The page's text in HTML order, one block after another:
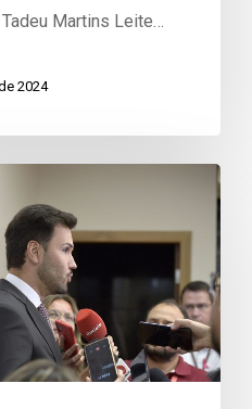
Martins Leite…
2024